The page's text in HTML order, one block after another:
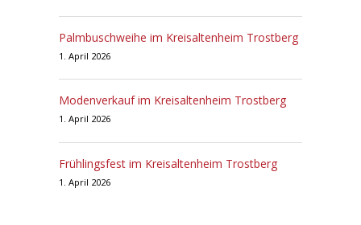
Palmbuschweihe im Kreisaltenheim Trostberg
1. April 2026
Modenverkauf im Kreisaltenheim Trostberg
1. April 2026
Frühlingsfest im Kreisaltenheim Trostberg
1. April 2026